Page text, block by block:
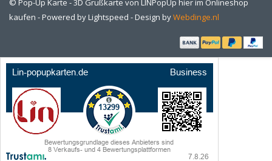
© Pop-Up Karte - 3D Grußkarte von LINPopUp hier im Onlineshop
kaufen - Powered byLightspeed - Design byWebdinge.nl